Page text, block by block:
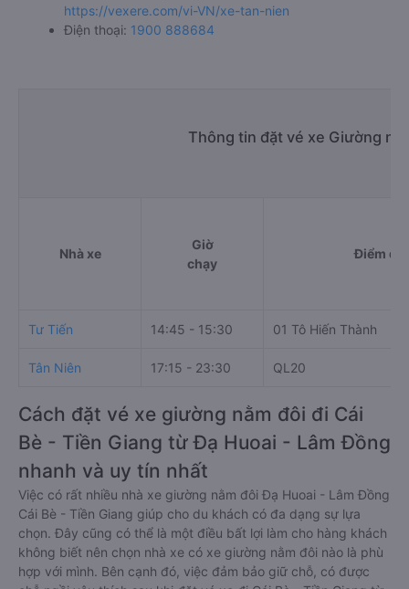
https://vexere.com/vi-VN/xe-tan-nien
Điện thoại: 1900 888684
Thông tin đặt vé xe Giường
Nhà xe
Giờ
chạy
Điểm đi
Tư Tiến 14:45 - 15:30 01 Tô Hiến Thành
Tân Niên 17:15 - 23:30 QL20
Cách đặt vé xe giường nằm đôi đi Cái
Bè - Tiền Giang từ Đạ Huoai - Lâm Đồng
nhanh và uy tín nhất
Việc có rất nhiều nhà xe giường nằm đôi Đạ Huoai - Lâm Đồng
Cái Bè - Tiền Giang giúp cho du khách có đa dạng sự lựa
chọn. Đây cũng có thể là một điều bất lợi làm cho hàng khách
không biết nên chọn nhà xe có xe giường nằm đôi nào là phù
hợp với mình. Bên cạnh đó, việc đảm bảo giữ chỗ, có được